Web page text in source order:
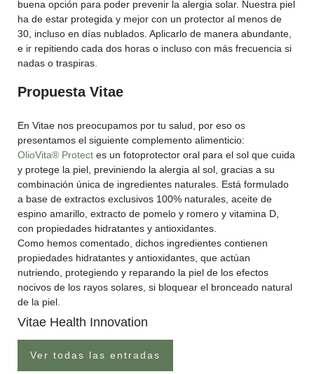
buena opción para poder prevenir la alergia solar. Nuestra piel
ha de estar protegida y mejor con un protector al menos de
30, incluso en días nublados. Aplicarlo de manera abundante,
e ir repitiendo cada dos horas o incluso con más frecuencia si
nadas o traspiras.
Propuesta Vitae
En Vitae nos preocupamos por tu salud, por eso os
presentamos el siguiente complemento alimenticio:
OlioVita® Protect es un fotoprotector oral para el sol que cuida
y protege la piel, previniendo la alergia al sol, gracias a su
combinación única de ingredientes naturales. Está formulado
a base de extractos exclusivos 100% naturales, aceite de
espino amarillo, extracto de pomelo y romero y vitamina D,
con propiedades hidratantes y antioxidantes.
Como hemos comentado, dichos ingredientes contienen
propiedades hidratantes y antioxidantes, que actúan
nutriendo, protegiendo y reparando la piel de los efectos
nocivos de los rayos solares, si bloquear el bronceado natural
de la piel.
Vitae Health Innovation
Ver todas las entradas